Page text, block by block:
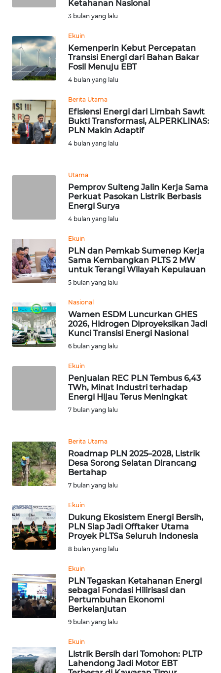
Ketahanan Nasional
3 bulan yang lalu
Ekuin
Kemenperin Kebut Percepatan
Transisi Energi dari Bahan Bakar
Fosil Menuju EBT
4 bulan yang lalu
Berita Utama
Efisiensi Energi dari Limbah Sawit
Bukti Transformasi, ALPERKLINAS:
PLN Makin Adaptif
4 bulan yang lalu
Utama
Pemprov Sulteng Jalin Kerja Sama
Perkuat Pasokan Listrik Berbasis
Energi Surya
4 bulan yang lalu
Ekuin
PLN dan Pemkab Sumenep Kerja
Sama Kembangkan PLTS 2 MW
untuk Terangi Wilayah Kepulauan
5 bulan yang lalu
Nasional
Wamen ESDM Luncurkan GHES
2026, Hidrogen Diproyeksikan Jadi
Kunci Transisi Energi Nasional
6 bulan yang lalu
Ekuin
Penjualan REC PLN Tembus 6,43
TWh, Minat Industri terhadap
Energi Hijau Terus Meningkat
7 bulan yang lalu
Berita Utama
Roadmap PLN 2025–2028, Listrik
Desa Sorong Selatan Dirancang
Bertahap
7 bulan yang lalu
Ekuin
Dukung Ekosistem Energi Bersih,
PLN Siap Jadi Offtaker Utama
Proyek PLTSa Seluruh Indonesia
8 bulan yang lalu
Ekuin
PLN Tegaskan Ketahanan Energi
sebagai Fondasi Hilirisasi dan
Pertumbuhan Ekonomi
Berkelanjutan
9 bulan yang lalu
Ekuin
Listrik Bersih dari Tomohon: PLTP
Lahendong Jadi Motor EBT
RIAU
WN
SERAMBI
WN
JAMBI
WN
SULTRA
WN
WN
WN
BABEL
SUMBAR
WN
SUMSEL
WN
LAMPUNG
JATENG
WN
NUSANTARA
WN
JOGJA
WN
WN
BALI
WN
WN
KALTENG